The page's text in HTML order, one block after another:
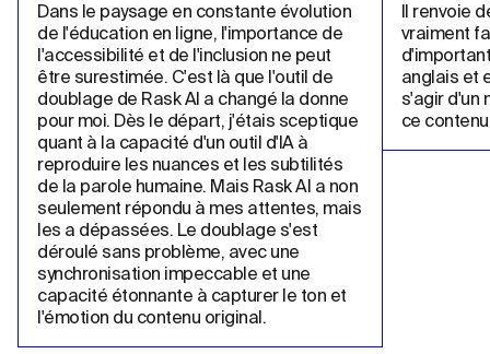
Dans le paysage en constante évolution
de l'éducation en ligne, l'importance de
l'accessibilité et de l'inclusion ne peut
être surestimée. C'est là que l'outil de
doublage de Rask AI a changé la donne
pour moi. Dès le départ, j'étais sceptique
quant à la capacité d'un outil d'IA à
reproduire les nuances et les subtilités
de la parole humaine. Mais Rask AI a non
seulement répondu à mes attentes, mais
les a dépassées. Le doublage s'est
déroulé sans problème, avec une
synchronisation impeccable et une
capacité étonnante à capturer le ton et
l'émotion du contenu original.
Il renvoie
vraiment
anglais et
s'agir d'un
ce